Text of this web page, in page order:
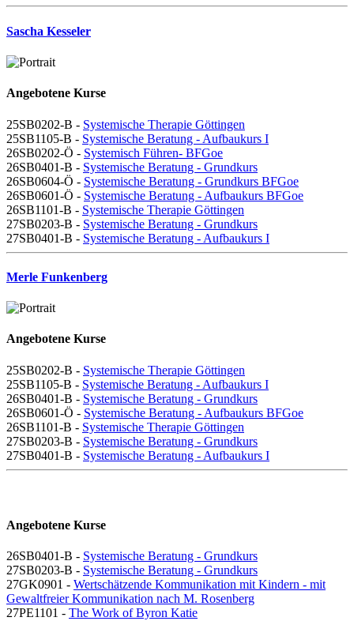
Sascha Kesseler
Angebotene Kurse
25SB0202-B - Systemische Therapie Göttingen
25SB1105-B - Systemische Beratung - Aufbaukurs I
26SB0202-Ö - Systemisch Führen- BFGoe
26SB0401-B - Systemische Beratung - Grundkurs
26SB0604-Ö - Systemische Beratung - Grundkurs BFGoe
26SB0601-Ö - Systemische Beratung - Aufbaukurs BFGoe
26SB1101-B - Systemische Therapie Göttingen
27SB0203-B - Systemische Beratung - Grundkurs
27SB0401-B - Systemische Beratung - Aufbaukurs I
Merle Funkenberg
Angebotene Kurse
25SB0202-B - Systemische Therapie Göttingen
25SB1105-B - Systemische Beratung - Aufbaukurs I
26SB0401-B - Systemische Beratung - Grundkurs
26SB0601-Ö - Systemische Beratung - Aufbaukurs BFGoe
26SB1101-B - Systemische Therapie Göttingen
27SB0203-B - Systemische Beratung - Grundkurs
27SB0401-B - Systemische Beratung - Aufbaukurs I
Angebotene Kurse
26SB0401-B - Systemische Beratung - Grundkurs
27SB0203-B - Systemische Beratung - Grundkurs
27GK0901 - Wertschätzende Kommunikation mit Kindern - mit
Gewaltfreier Kommunikation nach M. Rosenberg
27PE1101 - The Work of Byron Katie